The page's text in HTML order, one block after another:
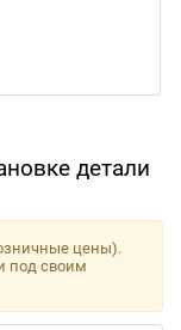
детали
цены).
под своим